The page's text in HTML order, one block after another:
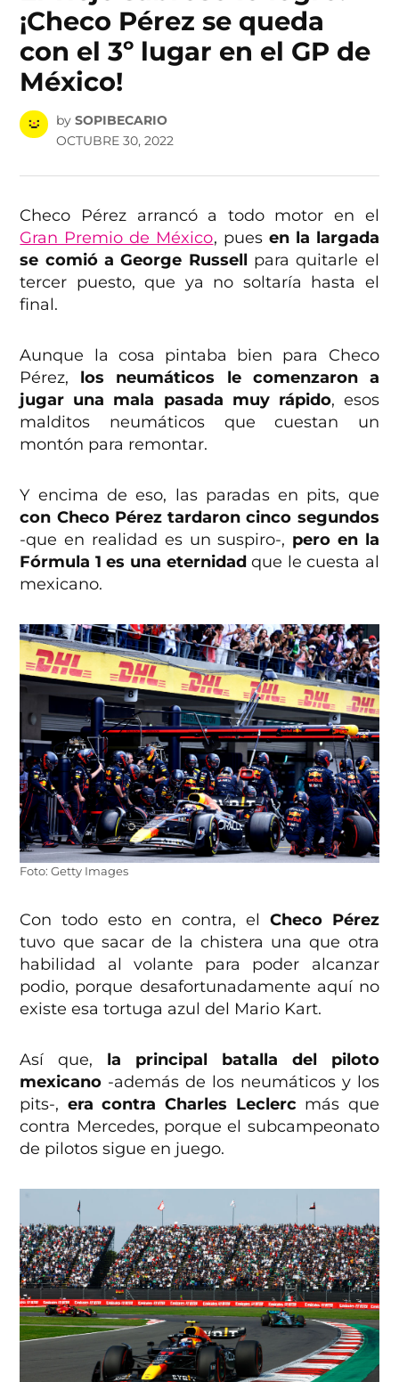
¡Checo Pérez se queda
con el 3º lugar en el GP de
México!
by SOPIBECARIO
OCTUBRE 30, 2022
Checo Pérez arrancó a todo motor en el
Gran Premio de México, pues en la largada
se comió a George Russellpara quitarle el
tercer puesto, que ya no soltaría hasta el
final.
Aunque la cosa pintaba bien para Checo
Pérez, los neumáticos le comenzaron a
jugar una mala pasada muy rápido, esos
malditos neumáticos que cuestan un
montón para remontar.
Y encima de eso, las paradas en pits, que
con Checo Pérez tardaron cinco segundos
-que en realidad es un suspiro-, pero en la
Fórmula 1 es una eternidadque le cuesta al
mexicano.
Foto: Getty Images
Con todo esto en contra, el Checo Pérez
tuvo que sacar de la chistera una que otra
habilidad al volante para poder alcanzar
podio, porque desafortunadamente aquí no
existe esa tortuga azul del Mario Kart.
Así que, la principal batalla del piloto
mexicano -además de los neumáticos y los
pits-, era contra Charles Leclercmás que
contra Mercedes, porque el subcampeonato
de pilotos sigue en juego.